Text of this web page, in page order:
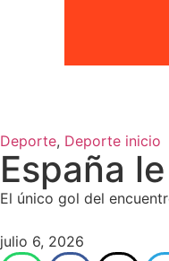
Deporte, Deporte inicio
España
El único gol del
julio 6, 2026